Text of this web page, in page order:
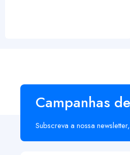
Campanhas
Subscreva a nossa